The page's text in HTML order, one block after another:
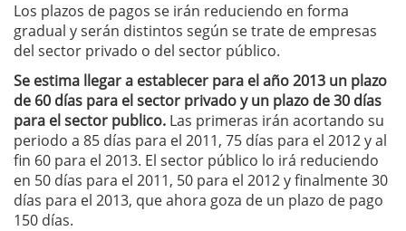
Los plazos de pagos se irán reduciendo en forma
gradual y serán distintos según se trate de empresas
del sector privado o del sector público.
Se estima llegar a establecer para el año 2013 un plazo
de 60 días para el sector privado y un plazo de 30 días
para el sector publico. Las primeras irán acortando su
periodo a 85 días para el 2011, 75 días para el 2012 y al
fin 60 para el 2013. El sector público lo irá reduciendo
en 50 días para el 2011, 50 para el 2012 y finalmente 30
días para el 2013, que ahora goza de un plazo de pago
150 días.